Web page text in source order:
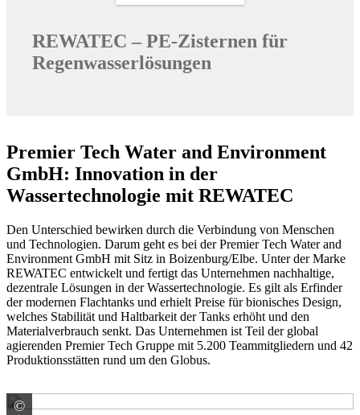
REWATEC – PE-Zisternen für
Regenwasserlösungen
Premier Tech Water and Environment
GmbH: Innovation in der
Wassertechnologie mit REWATEC
Den Unterschied bewirken durch die Verbindung von Menschen
und Technologien. Darum geht es bei der Premier Tech Water and
Environment GmbH mit Sitz in Boizenburg/Elbe. Unter der Marke
REWATEC entwickelt und fertigt das Unternehmen nachhaltige,
dezentrale Lösungen in der Wassertechnologie. Es gilt als Erfinder
der modernen Flachtanks und erhielt Preise für bionisches Design,
welches Stabilität und Haltbarkeit der Tanks erhöht und den
Materialverbrauch senkt. Das Unternehmen ist Teil der global
agierenden Premier Tech Gruppe mit 5.200 Teammitgliedern und 42
Produktionsstätten rund um den Globus.
© Premier Tech Water and Environment GmbH